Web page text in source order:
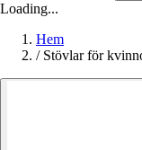
Loading...
Hem
/ Stövlar för